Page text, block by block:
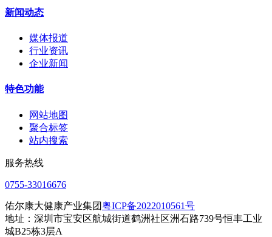
新闻动态
媒体报道
行业资讯
企业新闻
特色功能
网站地图
聚合标签
站内搜索
服务热线
0755-33016676
佑尔康大健康产业集团粤ICP备2022010561号
地址：深圳市宝安区航城街道鹤洲社区洲石路739号恒丰工业
城B25栋3层A